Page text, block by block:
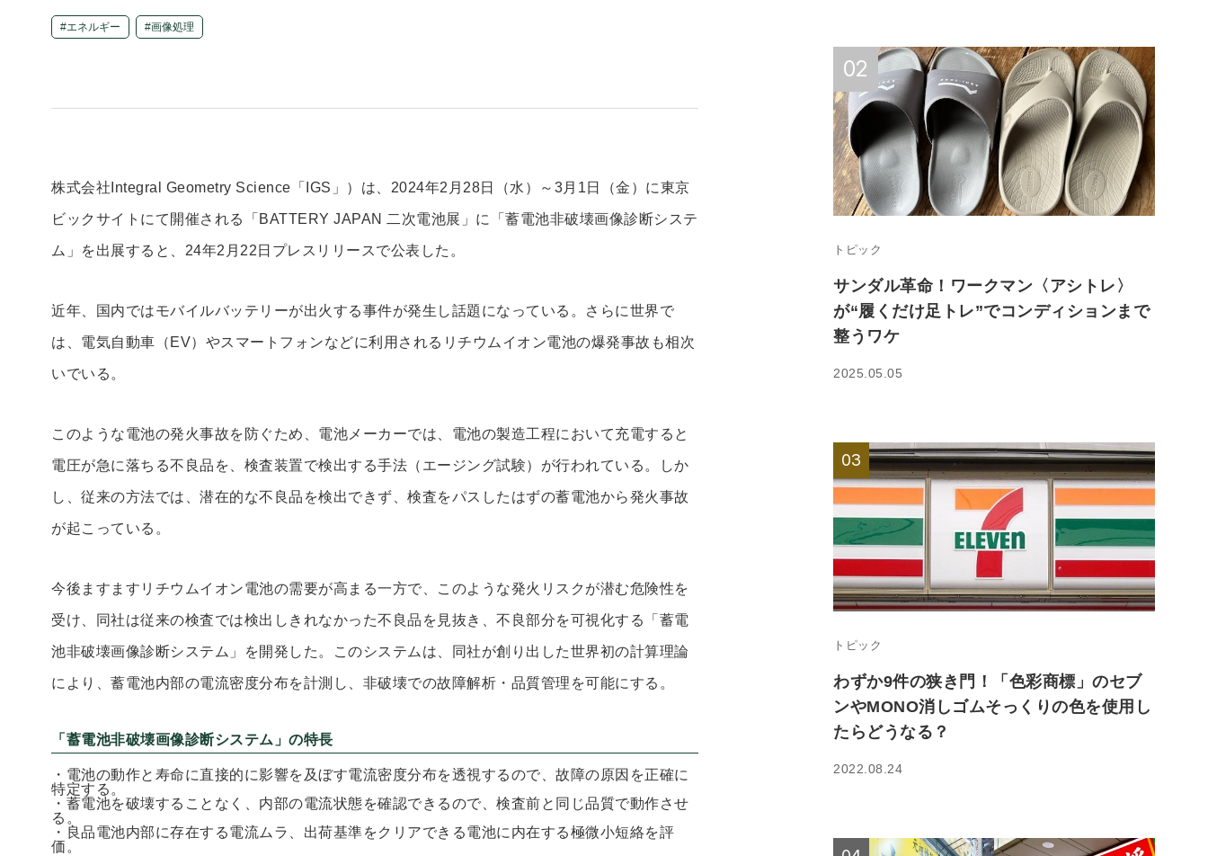
エネルギー 画像処理
株式会社Integral Geometry Science「IGS」）は、2024年2月28日（水）～3月1日（金）に東京
ビックサイトにて開催される「BATTERY JAPAN 二次電池展」に「蓄電池非破壊画像診断システ
ム」を出展すると、24年2月22日プレスリリースで公表した。
近年、国内ではモバイルバッテリーが出火する事件が発生し話題になっている。さらに世界で
は、電気自動車（EV）やスマートフォンなどに利用されるリチウムイオン電池の爆発事故も相次
いでいる。
このような電池の発火事故を防ぐため、電池メーカーでは、電池の製造工程において充電すると
電圧が急に落ちる不良品を、検査装置で検出する手法（エージング試験）が行われている。しか
し、従来の方法では、潜在的な不良品を検出できず、検査をパスしたはずの蓄電池から発火事故
が起こっている。
今後ますますリチウムイオン電池の需要が高まる一方で、このような発火リスクが潜む危険性を
受け、同社は従来の検査では検出しきれなかった不良品を見抜き、不良部分を可視化する「蓄電
池非破壊画像診断システム」を開発した。このシステムは、同社が創り出した世界初の計算理論
により、蓄電池内部の電流密度分布を計測し、非破壊での故障解析・品質管理を可能にする。
「蓄電池非破壊画像診断システム」の特長
・電池の動作と寿命に直接的に影響を及ぼす電流密度分布を透視するので、故障の原因を正確に
特定する。
・蓄電池を破壊することなく、内部の電流状態を確認できるので、検査前と同じ品質で動作させ
る。
・良品電池内部に存在する電流ムラ、出荷基準をクリアできる電池に内在する極微小短絡を評
価。
トピック
サンダル革命！ワークマン〈アシトレ〉
が“履くだけ足トレ”でコンディションまで
整うワケ
2025.05.05
トピック
わずか9件の狭き門！「色彩商標」のセブ
ンやMONO消しゴムそっくりの色を使用し
たらどうなる？
2022.08.24